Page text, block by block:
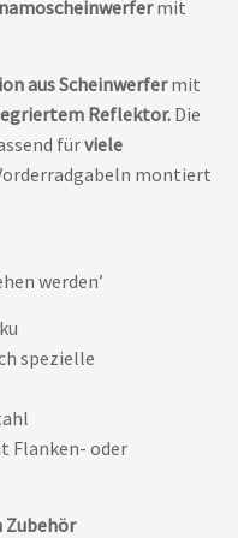
mit
aus Scheinwerfermit
Reflektor. Die
fürviele
montiert
werden’
spezielle
Flanken- oder
Zubehör